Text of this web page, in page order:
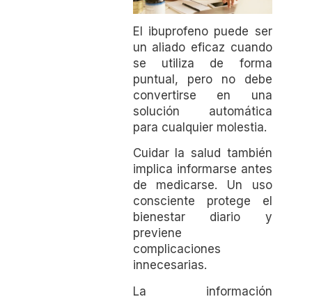
El ibuprofeno puede ser
un aliado eficaz cuando
se utiliza de forma
puntual, pero no debe
convertirse en una
solución automática
para cualquier molestia.
Cuidar la salud también
implica informarse antes
de medicarse. Un uso
consciente protege el
bienestar diario y
previene
complicaciones
innecesarias.
La información